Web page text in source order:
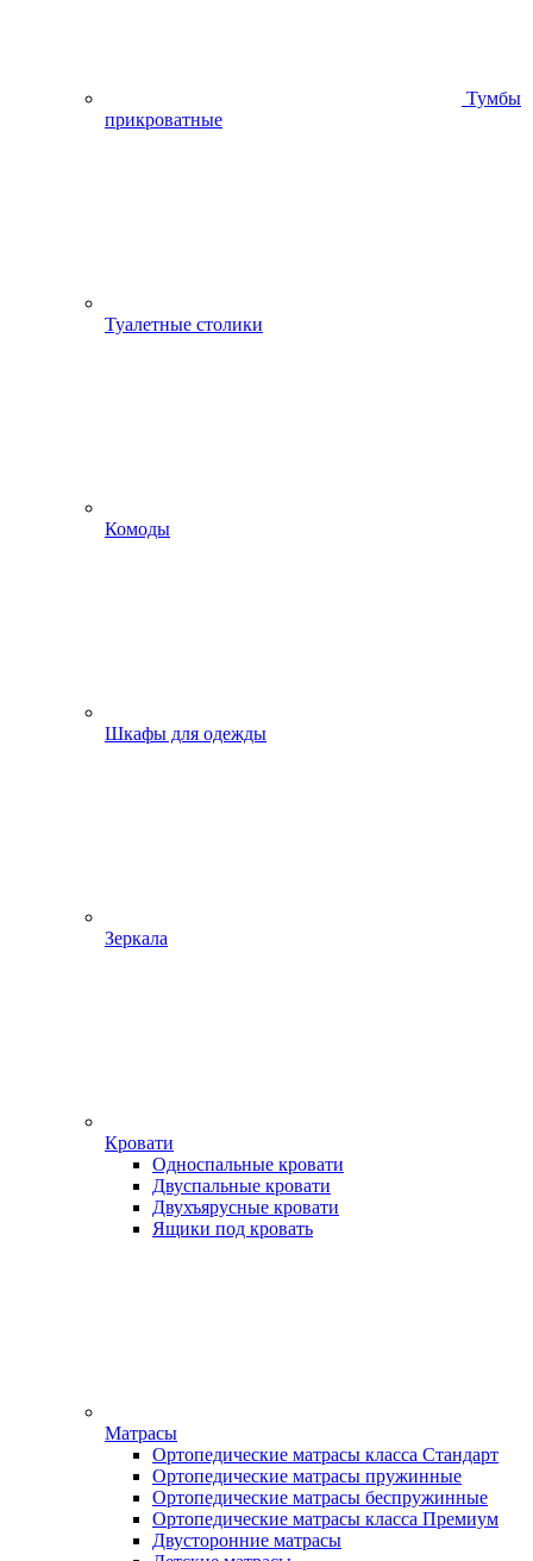
Тумбы
прикроватные
Туалетные столики
Комоды
Шкафы для одежды
Зеркала
Кровати
Односпальные кровати
Двуспальные кровати
Двухъярусные кровати
Ящики под кровать
Матрасы
Ортопедические матрасы класса Стандарт
Ортопедические матрасы пружинные
Ортопедические матрасы беспружинные
Ортопедические матрасы класса Премиум
Двусторонние матрасы